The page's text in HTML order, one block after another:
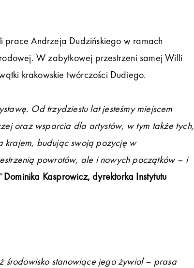
prace Andrzeja Dudzińskiego w ramach
W zabytkowej przestrzeni samej Willi
krakowskie twórczości Dudiego.
Od trzydziestu lat jesteśmy miejscem
oraz wsparcia dla artystów, w tym także tych,
krajem, budując swoją pozycję w
powrotów, ale i nowych początków – i
Dominika Kasprowicz, dyrektorka Instytutu
stanowiące jego żywioł – prasa